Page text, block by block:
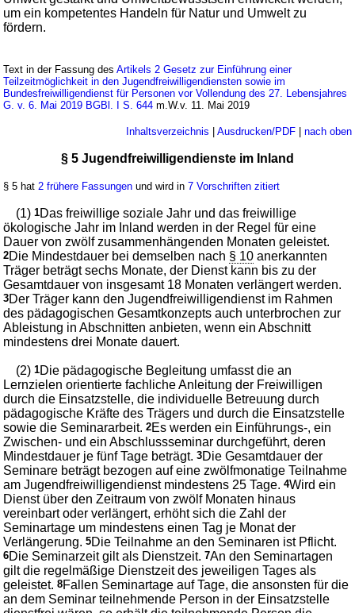
um ein kompetentes Handeln für Natur und Umwelt zu
fördern.
Text in der Fassung desArtikels 2 Gesetz zur Einführung einer
Teilzeitmöglichkeit in den Jugendfreiwilligendiensten sowie im
Bundesfreiwilligendienst für Personen vor Vollendung des 27. Lebensjahres
G. v. 6. Mai 2019 BGBl. I S. 644 m.W.v. 11. Mai 2019
Inhaltsverzeichnis | Ausdrucken/PDF| nach oben
§ 5 Jugendfreiwilligendienste im Inland
§ 5 hat 2 frühere Fassungen und wird in7 Vorschriften zitiert
(1)1Das freiwillige soziale Jahr und das freiwillige
ökologische Jahr im Inland werden in der Regel für eine
Dauer von zwölf zusammenhängenden Monaten geleistet.
2Die Mindestdauer bei demselben nach § 10 anerkannten
Träger beträgt sechs Monate, der Dienst kann bis zu der
Gesamtdauer von insgesamt 18 Monaten verlängert werden.
3Der Träger kann den Jugendfreiwilligendienst im Rahmen
des pädagogischen Gesamtkonzepts auch unterbrochen zur
Ableistung in Abschnitten anbieten, wenn ein Abschnitt
mindestens drei Monate dauert.
(2)1Die pädagogische Begleitung umfasst die an
Lernzielen orientierte fachliche Anleitung der Freiwilligen
durch die Einsatzstelle, die individuelle Betreuung durch
pädagogische Kräfte des Trägers und durch die Einsatzstelle
sowie die Seminararbeit.2Es werden ein Einführungs-, ein
Zwischen- und ein Abschlussseminar durchgeführt, deren
Mindestdauer je fünf Tage beträgt.3Die Gesamtdauer der
Seminare beträgt bezogen auf eine zwölfmonatige Teilnahme
am Jugendfreiwilligendienst mindestens 25 Tage.4Wird ein
Dienst über den Zeitraum von zwölf Monaten hinaus
vereinbart oder verlängert, erhöht sich die Zahl der
Seminartage um mindestens einen Tag je Monat der
Verlängerung.5Die Teilnahme an den Seminaren ist Pflicht.
6Die Seminarzeit gilt als Dienstzeit.7An den Seminartagen
gilt die regelmäßige Dienstzeit des jeweiligen Tages als
geleistet.8Fallen Seminartage auf Tage, die ansonsten für die
an dem Seminar teilnehmende Person in der Einsatzstelle